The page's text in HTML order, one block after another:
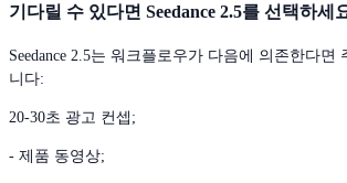
기다릴 수 있다면 Seedance 2.5를 선택하세
Seedance 2.5는 워크플로우가 다음에 의존한다면
니다:
20-30초 광고 컨셉;
- 제품 동영상;